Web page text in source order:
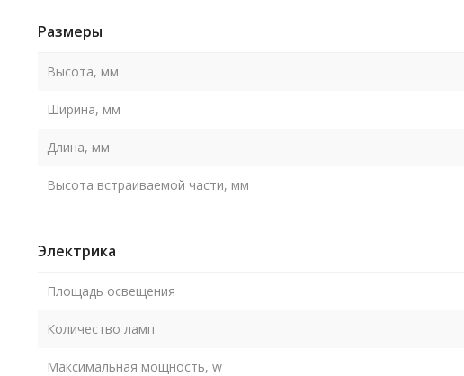
Размеры
Высота, мм
Ширина, мм
Длина, мм
Высота встраиваемой части, мм
Электрика
Площадь освещения
Количество ламп
Максимальная мощность, w